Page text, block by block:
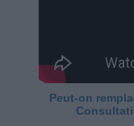
Peut-on